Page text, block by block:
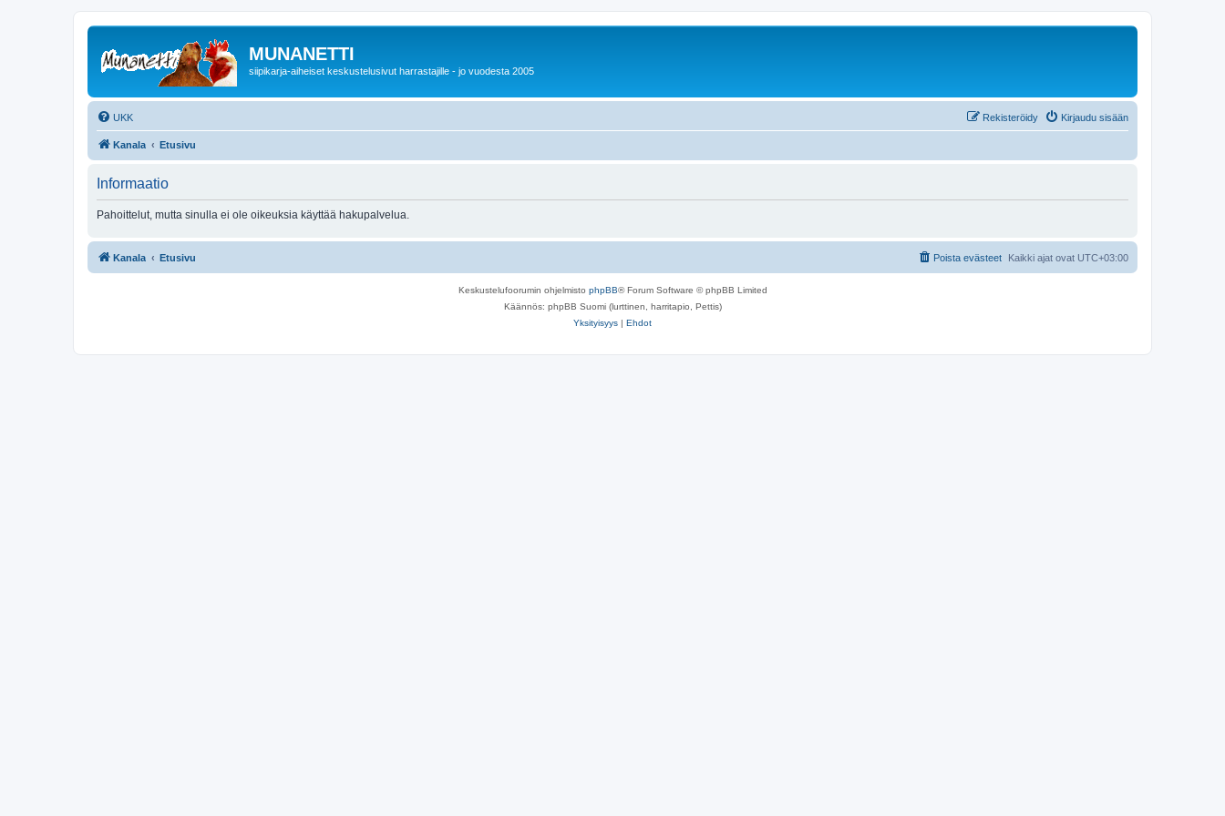
MUNANETTI
siipikarja-aiheiset keskustelusivut harrastajille - jo vuodesta 2005
UKK Kirjaudu sisään
Rekisteröidy
Kanala Etusivu
Informaatio
Pahoittelut, mutta sinulla ei ole oikeuksia käyttää hakupalvelua.
Kanala Etusivu Kaikki ajat ovat UTC+03:00
Poista evästeet
Keskustelufoorumin ohjelmisto phpBB® Forum Software © phpBB Limited
Käännös: phpBB Suomi (lurttinen, harritapio, Pettis)
Yksityisyys | Ehdot